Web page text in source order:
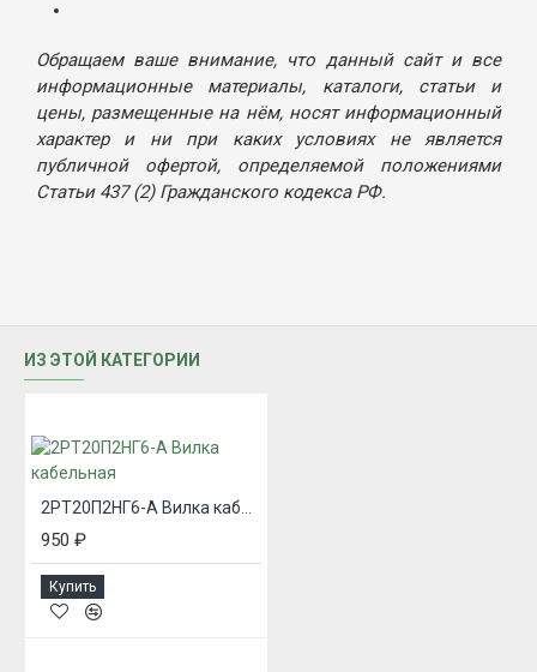
Обращаем ваше внимание, что данный сайт и все
информационные материалы, каталоги, статьи и
цены, размещенные на нём, носят информационный
характер и ни при каких условиях не является
публичной офертой, определяемой положениями
Статьи 437 (2) Гражданского кодекса РФ.
ИЗ ЭТОЙ КАТЕГОРИИ
950 ₽
Купить